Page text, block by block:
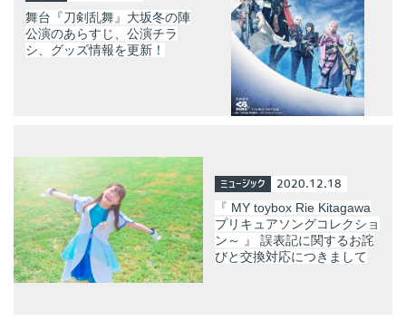
舞台『刀剣乱舞』大坂冬の陣
公演のあらすじ、公演チラ
シ、グッズ情報を更新！
ミュージック 2020.12.18
『 MY toybox Rie Kitagawa
プリキュアソングコレクショ
ン～ 』 誤表記に関するお詫
びと交換対応につきまして